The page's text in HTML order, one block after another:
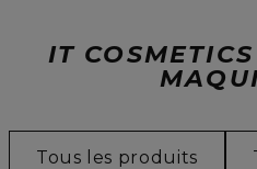
IT
Tous les produits